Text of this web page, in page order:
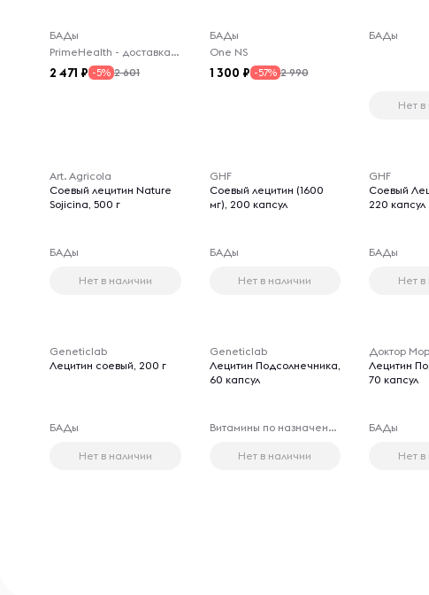
БАДы
PrimeHealth - доставка из-за рубежа
2 471 -5% 2 601
БАДы
One NS
1 300 -57% 2 990
БАДы
Нет в
Art. Agricola
Соевый лецитин Nature
Sojicina, 500 г
БАДы
Нет в наличии
GHF
Соевый лецитин (1600
мг), 200 капсул
БАДы
Нет в наличии
GHF
Соевый
220 капсул
БАДы
Нет в
Geneticlab
Лецитин соевый, 200 г
БАДы
Нет в наличии
Geneticlab
Лецитин Подсолнечника,
60 капсул
Витамины по назначению
Нет в наличии
Доктор
Лецитин
70 капсул
БАДы
Нет в